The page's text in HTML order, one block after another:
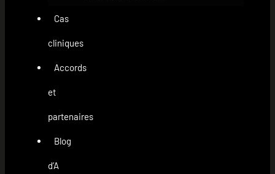
Cas
cliniques
Accords
et
partenaires
Blog
d’A